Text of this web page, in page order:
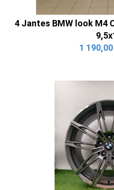
4 Jantes BMW look M4
1